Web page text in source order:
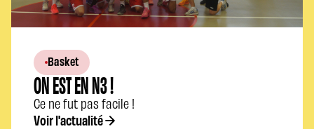
Basket
ON EST EN N3 !
Ce ne fut pas facile !
Voir l'actualité